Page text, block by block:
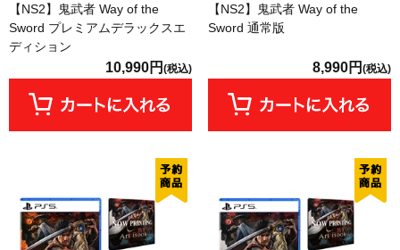
【NS2】鬼武者 Way of the
Sword プレミアムデラックスエ
ディション
10,990円 (税込)
【NS2】鬼武者 Way of the
Sword 通常版
8,990円 (税込)